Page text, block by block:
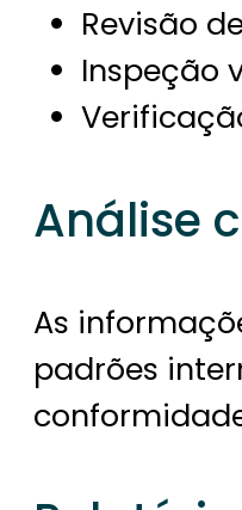
Revisão
Inspeção
Análise
As
padrões